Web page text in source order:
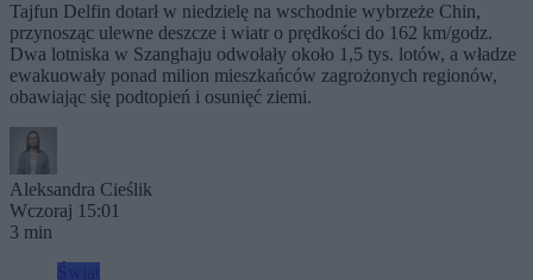
Tajfun Delfin dotarł w niedzielę na wschodnie wybrzeże Chin,
przynosząc ulewne deszcze i wiatr o prędkości do 162 km/godz.
Dwa lotniska w Szanghaju odwołały około 1,5 tys. lotów, a władze
ewakuowały ponad milion mieszkańców zagrożonych regionów,
obawiając się podtopień i osunięć ziemi.
Aleksandra Cieślik
Wczoraj 15:01
3 min